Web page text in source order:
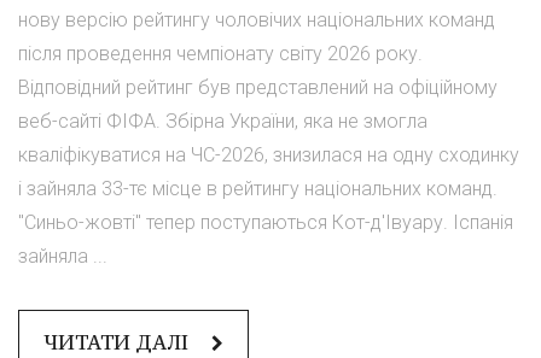
нову версію рейтингу чоловічих національних команд
після проведення чемпіонату світу 2026 року.
Відповідний рейтинг був представлений на офіційному
веб-сайті ФІФА. Збірна України, яка не змогла
кваліфікуватися на ЧС-2026, знизилася на одну сходинку
і зайняла 33-тє місце в рейтингу національних команд.
"Синьо-жовті" тепер поступаються Кот-д'Івуару. Іспанія
зайняла ...
ЧИТАТИ ДАЛІ